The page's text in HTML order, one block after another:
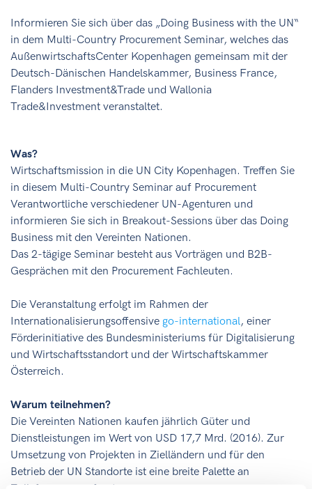
Informieren Sie sich über das „Doing Business with the UN“
in dem Multi-Country Procurement Seminar, welches das
AußenwirtschaftsCenter Kopenhagen gemeinsam mit der
Deutsch-Dänischen Handelskammer, Business France,
Flanders Investment&Trade und Wallonia
Trade&Investment veranstaltet.
Was?
Wirtschaftsmission in die UN City Kopenhagen. Treffen Sie
in diesem Multi-Country Seminar auf Procurement
Verantwortliche verschiedener UN-Agenturen und
informieren Sie sich in Breakout-Sessions über das Doing
Business mit den Vereinten Nationen.
Das 2-tägige Seminar besteht aus Vorträgen und B2B-
Gesprächen mit den Procurement Fachleuten.
Die Veranstaltung erfolgt im Rahmen der
Internationalisierungsoffensive go-international, einer
Förderinitiative des Bundesministeriums für Digitalisierung
und Wirtschaftsstandort und der Wirtschaftskammer
Österreich.
Warum teilnehmen?
Die Vereinten Nationen kaufen jährlich Güter und
Dienstleistungen im Wert von USD 17,7 Mrd. (2016). Zur
Umsetzung von Projekten in Zielländern und für den
Betrieb der UN Standorte ist eine breite Palette an